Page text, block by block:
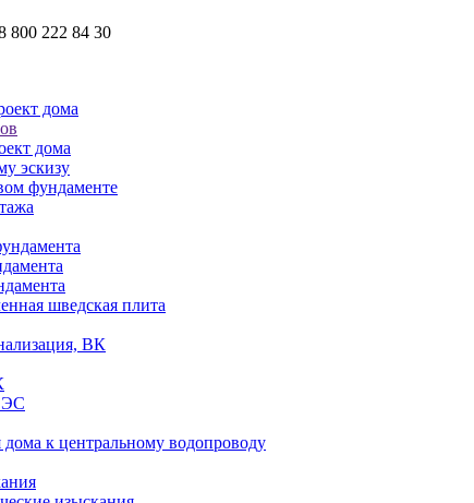
800 222 84 30
дома
дома
эскизу
фундаменте
шведская плита
ВК
ЭС
к центральному водопроводу